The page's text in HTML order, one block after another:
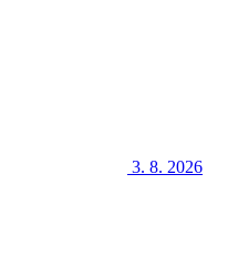
3. 8. 2026